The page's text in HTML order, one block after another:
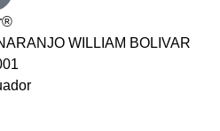
WILLIAM BOLIVAR